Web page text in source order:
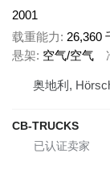
2001
载重能力
26,360
悬架 空气/空气
奥地利,
CB-TRUCKS